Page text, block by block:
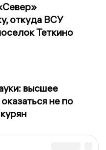
откуда ВСУ
Теткино
высшее
не по